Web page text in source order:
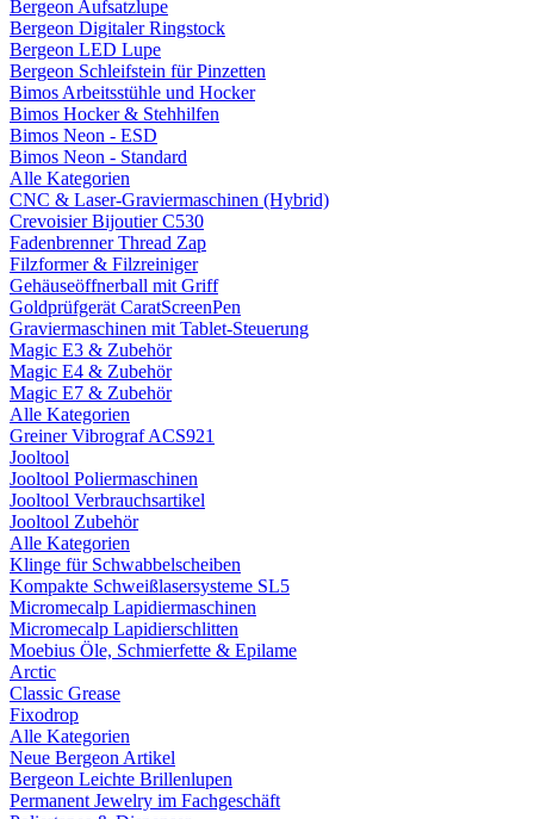
Bergeon Aufsatzlupe
Bergeon Digitaler Ringstock
Bergeon LED Lupe
Bergeon Schleifstein für Pinzetten
Bimos Arbeitsstühle und Hocker
Bimos Hocker & Stehhilfen
Bimos Neon - ESD
Bimos Neon - Standard
Alle Kategorien
CNC & Laser-Graviermaschinen (Hybrid)
Crevoisier Bijoutier C530
Fadenbrenner Thread Zap
Filzformer & Filzreiniger
Gehäuseöffnerball mit Griff
Goldprüfgerät CaratScreenPen
Graviermaschinen mit Tablet-Steuerung
Magic E3 & Zubehör
Magic E4 & Zubehör
Magic E7 & Zubehör
Alle Kategorien
Greiner Vibrograf ACS921
Jooltool
Jooltool Poliermaschinen
Jooltool Verbrauchsartikel
Jooltool Zubehör
Alle Kategorien
Klinge für Schwabbelscheiben
Kompakte Schweißlasersysteme SL5
Micromecalp Lapidiermaschinen
Micromecalp Lapidierschlitten
Moebius Öle, Schmierfette & Epilame
Arctic
Classic Grease
Fixodrop
Alle Kategorien
Neue Bergeon Artikel
Bergeon Leichte Brillenlupen
Permanent Jewelry im Fachgeschäft